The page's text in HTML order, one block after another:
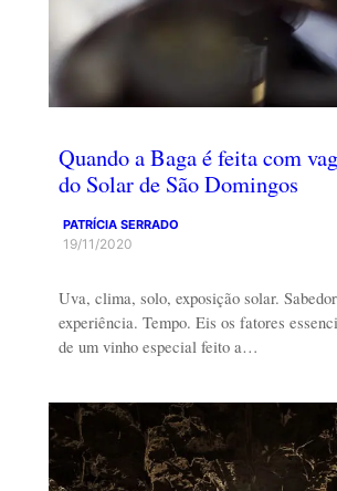
Quando a Baga é feita com
do Solar de São Domingos
PATRÍCIA SERRADO
19/11/2020
Uva, clima, solo, exposição solar.
experiência. Tempo. Eis os fatores
de um vinho especial feito a…